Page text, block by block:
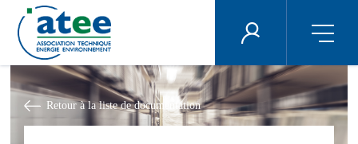
au
contenu
principal
ÉNERGIE PLUS
Retour à la liste de documentation
Panneau de gestion des cookies